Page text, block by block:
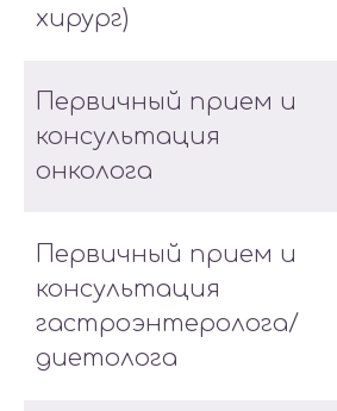
хирург)
Первичный прием и
консультация
онколога
Первичный прием и
консультация
гастроэнтеролога/
диетолога